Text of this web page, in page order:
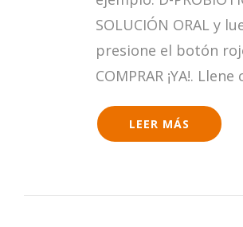
SOLUCIÓN ORAL y
presione el botón
COMPRAR ¡YA!.
LEER MÁS